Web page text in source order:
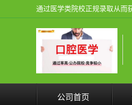
公司首页